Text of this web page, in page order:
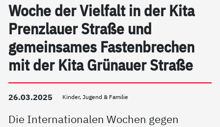
Woche der Vielfalt in der Kita
Prenzlauer Straße und
gemeinsames Fastenbrechen
mit der Kita Grünauer Straße
26.03.2025 Kinder, Jugend & Familie
Die Internationalen Wochen gegen